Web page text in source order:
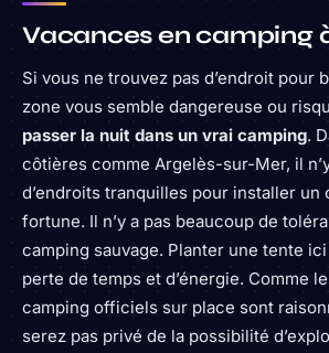
Vacances en camping
Si vous ne trouvez pas d’endroit pour
zone vous semble dangereuse ou
passer la nuit dans un vrai camping.
côtières comme Argelès-sur-Mer, il
d’endroits tranquilles pour installer un
fortune. Il n’y a pas beaucoup de
camping sauvage. Planter une tente
perte de temps et d’énergie. Comme
camping officiels sur place sont
serez pas privé de la possibilité